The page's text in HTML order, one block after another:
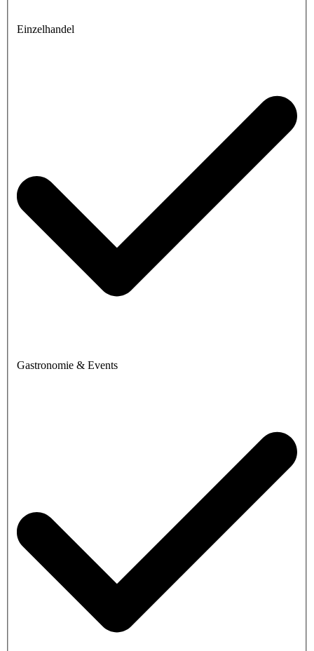
Einzelhandel
Gastronomie & Events